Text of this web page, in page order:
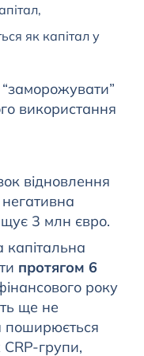
як капітал у
використання
відновлення
3 млн євро.
протягом 6
року
ще не
поширюється
групи,